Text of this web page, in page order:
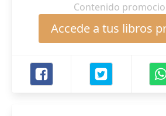
Contenido
Accede a tus libros